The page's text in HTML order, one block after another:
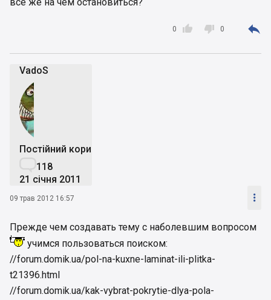

0  0 
VadoS
Постійний користувач
118
21 січня 2011
09 трав 2012 16:57 
Прежде чем создавать тему с наболевшим вопросом
учимся пользоваться поиском:
//forum.domik.ua/pol-na-kuxne-laminat-ili-plitka-
t21396.html
//forum.domik.ua/kak-vybrat-pokrytie-dlya-pola-